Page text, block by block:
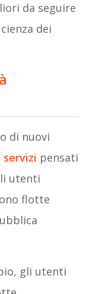
da seguire
dei
di nuovi
servizi pensati
utenti
flotte
gli utenti